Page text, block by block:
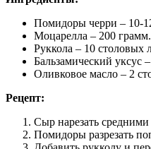
Помидоры черри – 10-
Моцарелла – 200 грамм.
Руккола – 10 столовых
Бальзамический уксус
Оливковое масло – 2
Рецепт:
Сыр нарезать
Помидоры разрезать